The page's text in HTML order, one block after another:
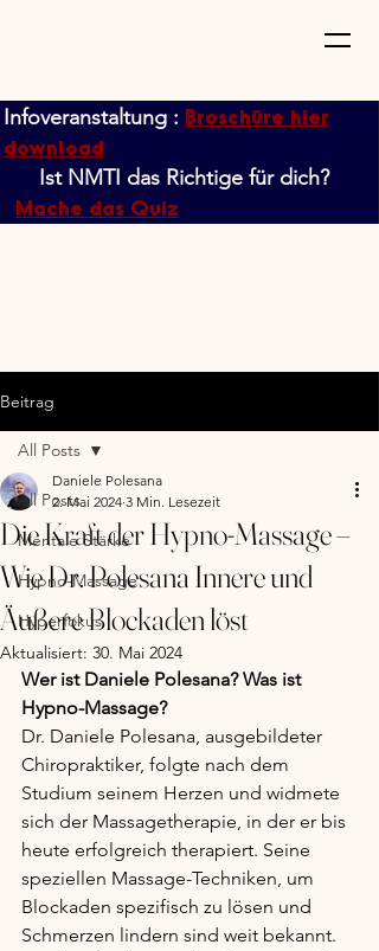
Infoveranstaltung : Broschüre hier
download
Ist NMTI das Richtige für dich?
Mache das Quiz
Beitrag
All Posts
Mentale Stärke
Hypno-Massage
Hyperfokus
All Posts
Die Kraft der Hypno-Massage –
Wie Dr. Polesana Innere und
Äußere Blockaden löst
Daniele Polesana
2. Mai 2024 3 Min. Lesezeit
Aktualisiert: 30. Mai 2024
Wer ist Daniele Polesana? Was ist
Hypno-Massage?
Dr. Daniele Polesana, ausgebildeter
Chiropraktiker, folgte nach dem
Studium seinem Herzen und widmete
sich der Massagetherapie, in der er bis
heute erfolgreich therapiert. Seine
speziellen Massage-Techniken, um
Blockaden spezifisch zu lösen und
Schmerzen lindern sind weit bekannt.